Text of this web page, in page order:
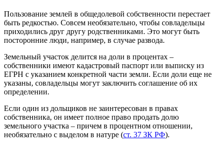
Пользование землей в общедолевой собственности перестает
быть редкостью. Совсем необязательно, чтобы совладельцы
приходились друг другу родственниками. Это могут быть
посторонние люди, например, в случае развода.
Земельный участок делится на доли в процентах –
собственники имеют кадастровый паспорт или выписку из
ЕГРН с указанием конкретной части земли. Если доли еще не
указаны, совладельцы могут заключить соглашение об их
определении.
Если один из дольщиков не заинтересован в правах
собственника, он имеет полное право продать долю
земельного участка – причем в процентном отношении,
необязательно с выделом в натуре (ст. 37 ЗК РФ).